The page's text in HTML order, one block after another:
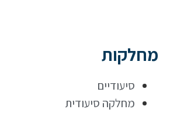
מחלקות
סיעודיים
מחלקה סיעודית